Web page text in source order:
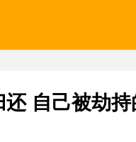
自己被劫持